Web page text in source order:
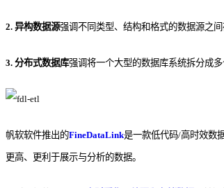
2. 异构数据源强调不同类型、结构和格式的数据源之间
3. 分布式数据库强调将一个大型的数据库系统拆分成
帆软软件推出的FineDataLink是一款低代码/高时效数
更高、更利于展示与分析的数据。